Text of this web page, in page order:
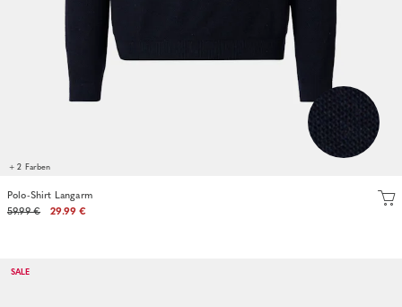
+ 2 Farben
Polo-Shirt Langarm
59.99 €
29.99 €
SALE